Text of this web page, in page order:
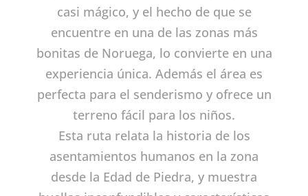
casi mágico, y el hecho de que se
encuentre en una de las zonas más
bonitas de Noruega, lo convierte en una
experiencia única. Además el área es
perfecta para el senderismo y ofrece un
terreno fácil para los niños.
Esta ruta relata la historia de los
asentamientos humanos en la zona
desde la Edad de Piedra, y muestra